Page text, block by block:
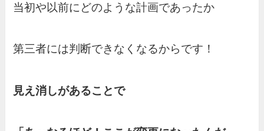
当初や以前にどのような計画であったか
第三者には判断できなくなるからです！
見え消しがあることで